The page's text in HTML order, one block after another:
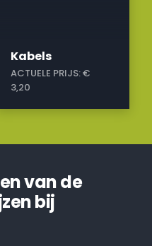
Kabels
ACTUELE PRIJS:€
3,20
van de
bij